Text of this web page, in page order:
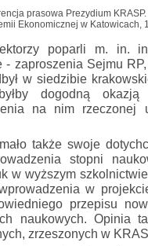
prasowa Prezydium KRASP.
Ekonomicznej w Katowicach,
poparli m. in.
zaproszenia Sejmu
w siedzibie
dogodną
na nim rzeczonej
także swoje
stopni
w wyższym
w
przepisu
naukowych. Opinia
zrzeszonych w